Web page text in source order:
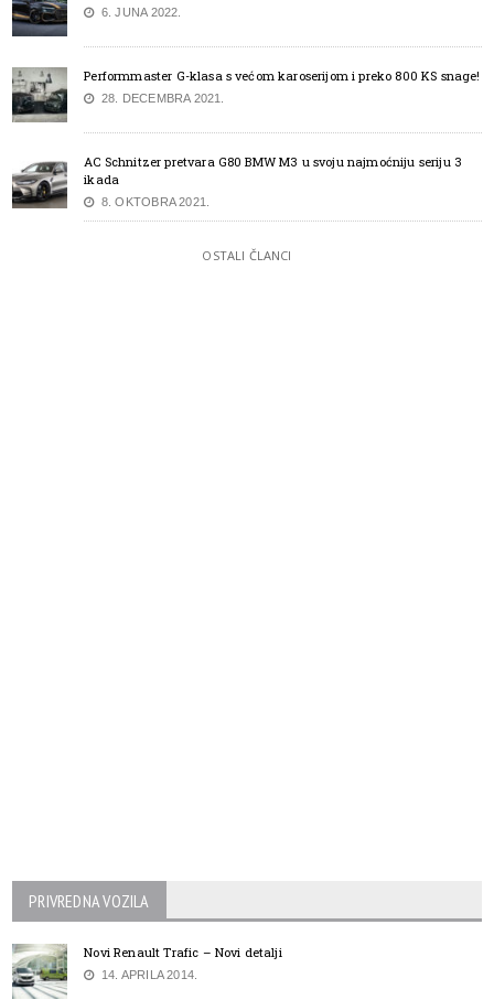
6. JUNA 2022.
Performmaster G-klasa s većom karoserijom i preko 800 KS snage!
28. DECEMBRA 2021.
AC Schnitzer pretvara G80 BMW M3 u svoju najmoćniju seriju 3
ikada
8. OKTOBRA 2021.
OSTALI ČLANCI
PRIVREDNA VOZILA
Novi Renault Trafic – Novi detalji
14. APRILA 2014.